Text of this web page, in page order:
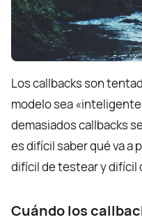
Los callbacks son
modelo sea
demasiados callbacks
es difícil saber qué va a
difícil de testear y difícil
Cuándo los